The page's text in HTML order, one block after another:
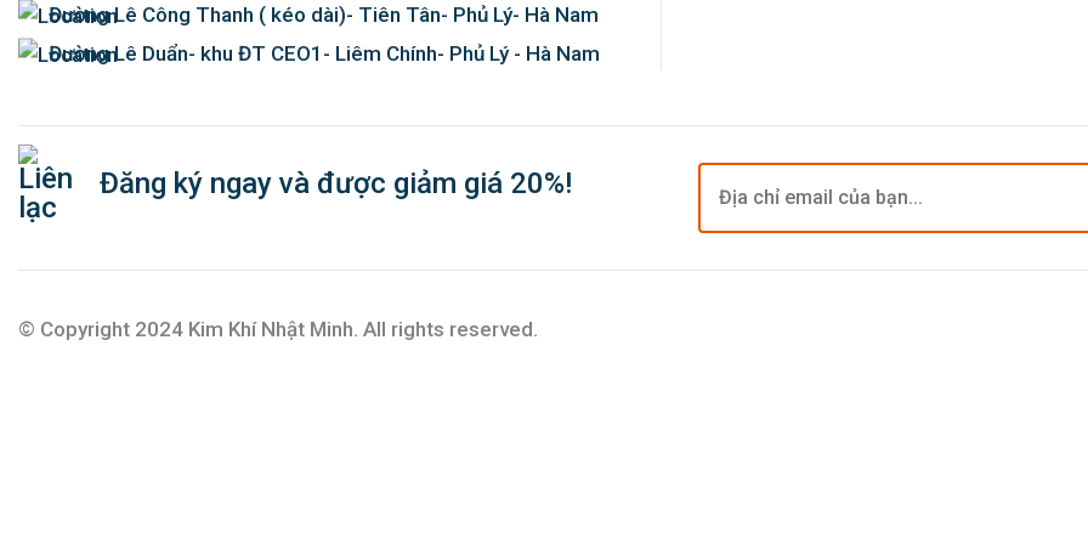
Đường Lê Công Thanh ( kéo dài)- Tiên Tân- Phủ Lý- Hà Nam
Đường Lê Duẩn- khu ĐT CEO1- Liêm Chính- Phủ Lý - Hà Nam
Đăng ký ngay và được giảm giá 20%!
© Copyright 2024 Kim Khí Nhật Minh. All rights reserved.